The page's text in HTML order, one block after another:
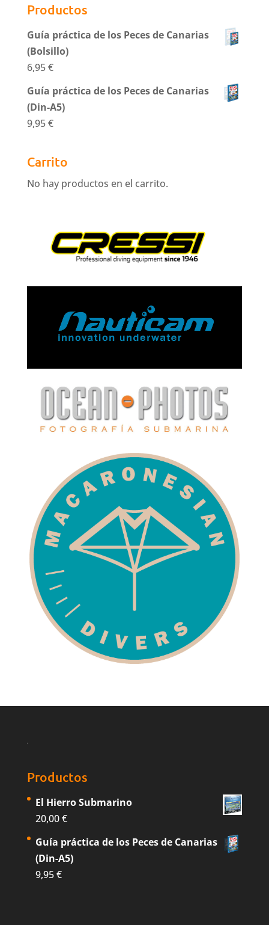
Productos
Guía práctica de los Peces de Canarias
(Bolsillo)
6,95€
Guía práctica de los Peces de Canarias
(Din-A5)
9,95€
Carrito
No hay productos en el carrito.
Productos
El Hierro Submarino
20,00€
Guía práctica de los Peces de Canarias
(Din-A5)
9,95€